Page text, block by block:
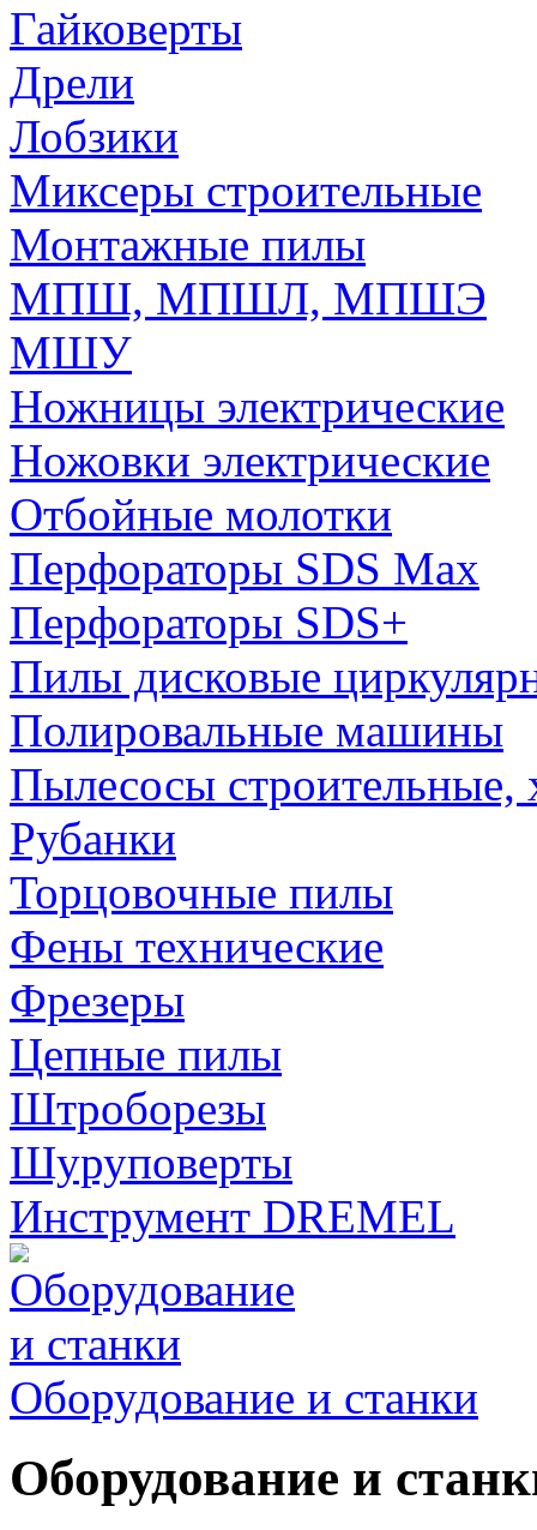
Гайковерты
Дрели
Лобзики
Миксеры строительные
Монтажные пилы
МПШ, МПШЛ, МПШЭ
МШУ
Ножницы электрические
Ножовки электрические
Отбойные молотки
Перфораторы SDS Max
Перфораторы SDS+
Пилы дисковые
Полировальные машины
Пылесосы строительные,
Рубанки
Торцовочные пилы
Фены технические
Фрезеры
Цепные пилы
Штроборезы
Шуруповерты
Инструмент DREMEL
Оборудование и станки
Оборудование и